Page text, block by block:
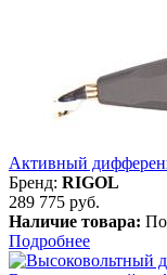
Активный
Бренд: RIGOL
289 775 руб.
Наличие товара:
Подробнее